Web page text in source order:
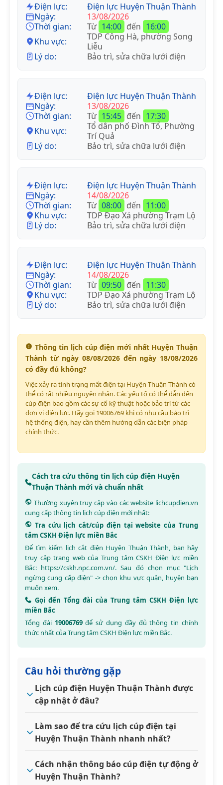
Điện lực:
Điện lực Huyện Thuận Thành
Ngày:
13/08/2026
Thời gian:
Từ 14:00 đến 16:00
Khu vực:
TDP Công Hà, phường Song
Liễu
Lý do:
Bảo trì, sửa chữa lưới điện
Điện lực:
Điện lực Huyện Thuận Thành
Ngày:
13/08/2026
Thời gian:
Từ 15:45 đến 17:30
Khu vực:
Tổ dân phố Đình Tổ, Phường
Trí Quả
Lý do:
Bảo trì, sửa chữa lưới điện
Điện lực:
Điện lực Huyện Thuận Thành
Ngày:
14/08/2026
Thời gian:
Từ 08:00 đến 11:00
Khu vực:
TDP Đạo Xá phường Trạm Lộ
Lý do:
Bảo trì, sửa chữa lưới điện
Điện lực:
Điện lực Huyện Thuận Thành
Ngày:
14/08/2026
Thời gian:
Từ 09:50 đến 11:30
Khu vực:
TDP Đạo Xá phường Trạm Lộ
Lý do:
Bảo trì, sửa chữa lưới điện
Thông tin lịch cúp điện mới nhất Huyện Thuận
Thành từ ngày 08/08/2026 đến ngày 18/08/2026
có đầy đủ không?
Việc xảy ra tình trạng mất điện tại Huyện Thuận Thành có
thể có rất nhiều nguyên nhân. Các yếu tố có thể dẫn đến
cúp điện bao gồm các sự cố kỹ thuật hoặc bảo trì từ các
đơn vị điện lực. Hãy gọi 19006769 khi có nhu cầu bảo trì
hệ thống điện, hay cần thêm hướng dẫn các biện pháp
chính thức.
Cách tra cứu thông tin lịch cúp điện Huyện
Thuận Thành mới và chuẩn nhất
Thường xuyên truy cập vào các website lichcupdien.vn
cung cấp thông tin lịch cúp điện mới nhất:
Tra cứu lịch cắt/cúp điện tại website của Trung
tâm CSKH Điện lực miền Bắc
Để tìm kiếm lịch cắt điện Huyện Thuận Thành, bạn hãy
truy cập trang web của Trung tâm CSKH Điện lực miền
Bắc: https://cskh.npc.com.vn/. Sau đó chọn mục "Lịch
ngừng cung cấp điện" -> chọn khu vực quận, huyện bạn
muốn xem.
Gọi đến Tổng đài của Trung tâm CSKH Điện lực
miền Bắc
Tổng đài 19006769để sử dụng đầy đủ thông tin chính
thức nhất của Trung tâm CSKH Điện lực miền Bắc.
Câu hỏi thường gặp
Lịch cúp điện Huyện Thuận Thành được
cập nhật ở đâu?
Làm sao để tra cứu lịch cúp điện tại
Huyện Thuận Thành nhanh nhất?
Cách nhận thông báo cúp điện tự động ở
Huyện Thuận Thành?